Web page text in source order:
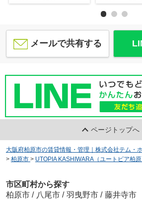
メールで共有する
ページトップへ
大阪府柏原市の賃貸情報・管理｜株式会社テム・
> 柏原市 > UTOPIA KASHIWARA（ユートピア柏原
市区町村から探す
柏原市 / 八尾市 / 羽曳野市 / 藤井寺市